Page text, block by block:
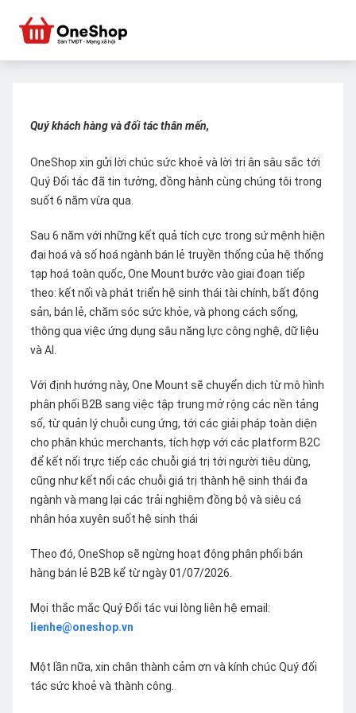
Quý khách hàng và đối tác thân mến,
OneShop xin gửi lời chúc sức khoẻ và lời tri ân sâu sắc tới
Quý Đối tác đã tin tưởng, đồng hành cùng chúng tôi trong
suốt 6 năm vừa qua.
Sau 6 năm với những kết quả tích cực trong sứ mệnh hiện
đại hoá và số hoá ngành bán lẻ truyền thống của hệ thống
tạp hoá toàn quốc, One Mount bước vào giai đoạn tiếp
theo: kết nối và phát triển hệ sinh thái tài chính, bất động
sản, bán lẻ, chăm sóc sức khỏe, và phong cách sống,
thông qua việc ứng dụng sâu năng lực công nghệ, dữ liệu
và AI.
Với định hướng này, One Mount sẽ chuyển dịch từ mô hình
phân phối B2B sang việc tập trung mở rộng các nền tảng
số, từ quản lý chuỗi cung ứng, tới các giải pháp toàn diện
cho phân khúc merchants, tích hợp với các platform B2C
để kết nối trực tiếp các chuỗi giá trị tới người tiêu dùng,
cũng như kết nối các chuỗi giá trị thành hệ sinh thái đa
ngành và mang lại các trải nghiệm đồng bộ và siêu cá
nhân hóa xuyên suốt hệ sinh thái
Theo đó, OneShop sẽ ngừng hoạt động phân phối bán
hàng bán lẻ B2B kể từ ngày 01/07/2026.
Mọi thắc mắc Quý Đối tác vui lòng liên hệ email:
lienhe@oneshop.vn
Một lần nữa, xin chân thành cảm ơn và kính chúc Quý đối
tác sức khoẻ và thành công.